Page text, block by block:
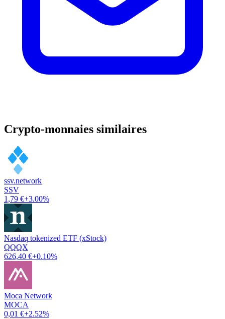
Crypto-monnaies similaires
ssv.network
SSV
1,79 €+3.00%
Nasdaq tokenized ETF (xStock)
QQQX
626,40 €+0.10%
Moca Network
MOCA
0,01 €+2.52%